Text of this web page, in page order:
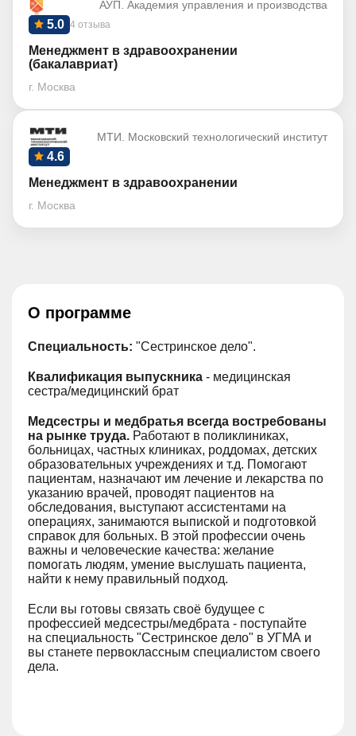
АУП. Академия управления и производства
4 отзыва
5.0
Менеджмент в здравоохранении
(бакалавриат)
г. Москва
МТИ. Московский технологический институт
4.6
Менеджмент в здравоохранении
г. Москва
О программе
Специальность: "Сестринское дело".
Квалификация выпускника - медицинская
сестра/медицинский брат
Медсестры и медбратья всегда востребованы
на рынке труда. Работают в поликлиниках,
больницах, частных клиниках, роддомах, детских
образовательных учреждениях и т.д. Помогают
пациентам, назначают им лечение и лекарства по
указанию врачей, проводят пациентов на
обследования, выступают ассистентами на
операциях, занимаются выпиской и подготовкой
справок для больных. В этой профессии очень
важны и человеческие качества: желание
помогать людям, умение выслушать пациента,
найти к нему правильный подход.
Если вы готовы связать своё будущее с
профессией медсестры/медбрата - поступайте
на специальность "Сестринское дело" в УГМА и
вы станете первоклассным специалистом своего
дела.